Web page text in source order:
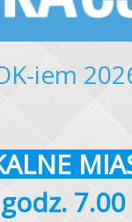
iem
7.00